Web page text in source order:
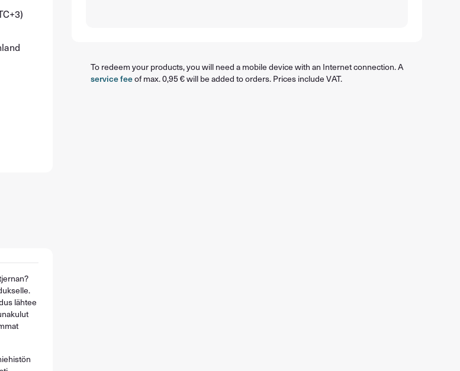
lähtee
To redeem your products, you will need a mobile device with an Internet connection. A
service feeof max. 0,95 € will be added to orders. Prices include VAT.